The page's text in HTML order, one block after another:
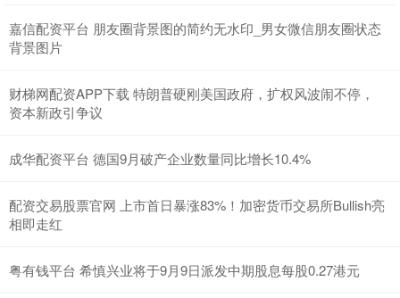
嘉信配资平台 朋友圈背景图的简约无水印_男女微信朋友圈状态
背景图片
财梯网配资APP下载 特朗普硬刚美国政府，扩权风波闹不停，
资本新政引争议
成华配资平台 德国9月破产企业数量同比增长10.4%
配资交易股票官网 上市首日暴涨83%！加密货币交易所Bullish亮
相即走红
粤有钱平台 希慎兴业将于9月9日派发中期股息每股0.27港元